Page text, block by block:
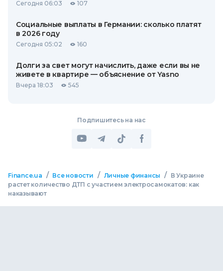
Сегодня 06:03 107
Социальные выплаты в Германии: сколько платят
в 2026 году
Сегодня 05:02 160
Долги за свет могут начислить, даже если вы не
живете в квартире — объяснение от Yasno
Вчера 18:03 545
Подпишитесь на нас
Finance.ua / Все новости / Личные финансы /
В Украине
растет количество ДТП с участием электросамокатов: как
наказывают